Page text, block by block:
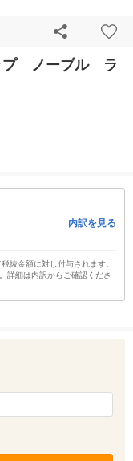
プ ノーブル ラ
内訳を見る
抜金額に対し付与されます。
詳細は内訳からご確認くださ